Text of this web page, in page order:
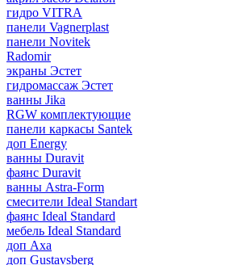
гидро VITRA
панели Vagnerplast
панели Novitek
Radomir
экраны Эстет
гидромассаж Эстет
ванны Jika
RGW комплектующие
панели каркасы Santek
доп Energy
ванны Duravit
фаянс Duravit
ванны Astra-Form
смесители Ideal Standart
фаянс Ideal Standard
мебель Ideal Standard
доп Axa
доп Gustavsberg